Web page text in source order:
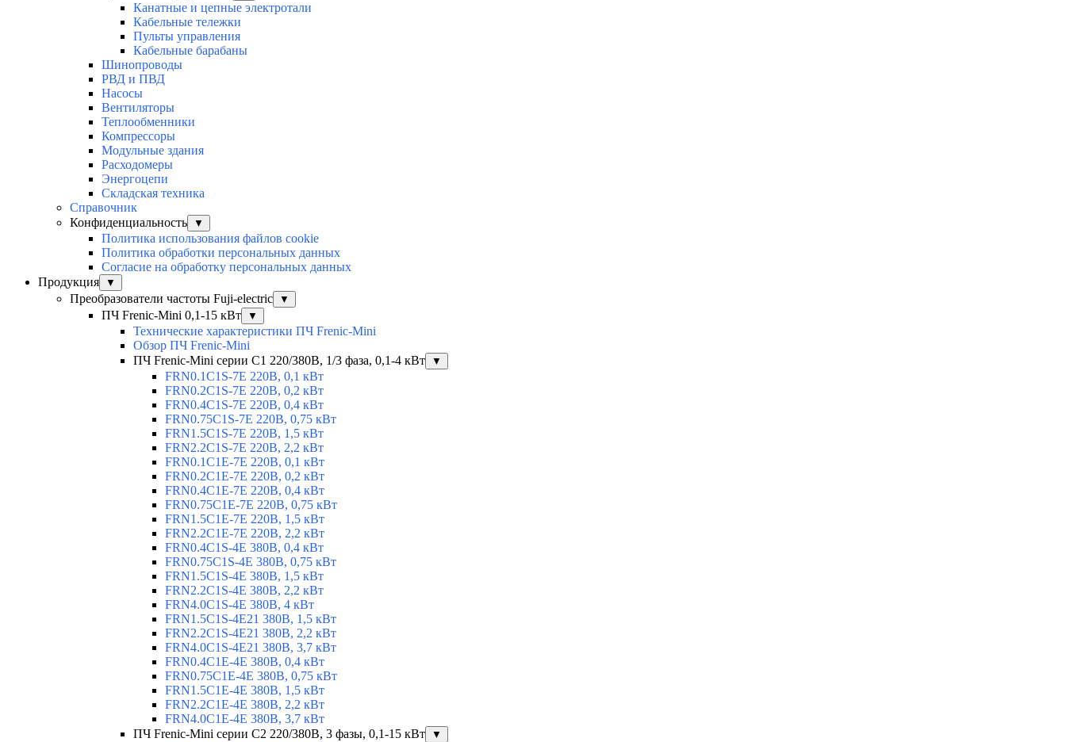
Канатные и цепные электротали
Кабельные тележки
Пульты управления
Кабельные барабаны
Шинопроводы
РВД и ПВД
Насосы
Вентиляторы
Теплообменники
Компрессоры
Модульные здания
Расходомеры
Энергоцепи
Складская техника
Справочник
Конфиденциальность
▼
Политика использования файлов cookie
Политика обработки персональных данных
Согласие на обработку персональных данных
Продукция
▼
Преобразователи частоты Fuji-electric ▼
ПЧ Frenic-Mini 0,1-15 кВт ▼
Технические характеристики ПЧ Frenic-Mini
Обзор ПЧ Frenic-Mini
ПЧ Frenic-Mini серии C1 220/380В, 1/3 фаза, 0,1-4 кВт
▼
FRN0.1C1S-7E 220В, 0,1 кВт
FRN0.2C1S-7E 220В, 0,2 кВт
FRN0.4C1S-7E 220В, 0,4 кВт
FRN0.75C1S-7E 220В, 0,75 кВт
FRN1.5C1S-7E 220В, 1,5 кВт
FRN2.2C1S-7E 220В, 2,2 кВт
FRN0.1C1E-7E 220В, 0,1 кВт
FRN0.2C1E-7E 220В, 0,2 кВт
FRN0.4C1E-7E 220В, 0,4 кВт
FRN0.75C1E-7E 220В, 0,75 кВт
FRN1.5C1E-7E 220В, 1,5 кВт
FRN2.2C1E-7E 220В, 2,2 кВт
FRN0.4C1S-4E 380В, 0,4 кВт
FRN0.75C1S-4E 380В, 0,75 кВт
FRN1.5C1S-4E 380В, 1,5 кВт
FRN2.2C1S-4E 380В, 2,2 кВт
FRN4.0C1S-4E 380В, 4 кВт
FRN1.5C1S-4E21 380В, 1,5 кВт
FRN2.2C1S-4E21 380В, 2,2 кВт
FRN4.0C1S-4E21 380В, 3,7 кВт
FRN0.4C1E-4E 380В, 0,4 кВт
FRN0.75C1E-4E 380В, 0,75 кВт
FRN1.5C1E-4E 380В, 1,5 кВт
FRN2.2C1E-4E 380В, 2,2 кВт
FRN4.0C1E-4E 380В, 3,7 кВт
ПЧ Frenic-Mini серии С2 220/380В, 3 фазы, 0,1-15 кВт
▼